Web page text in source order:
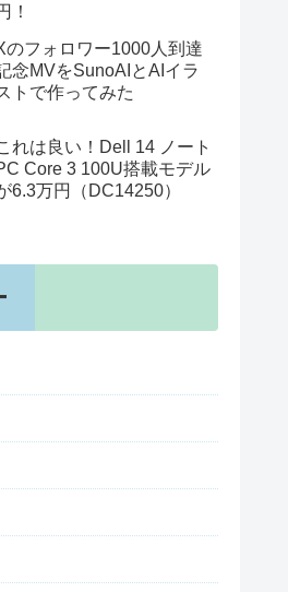
！
のフォロワー1000人到達
念MVをSunoAIとAIイラ
トで作ってみた
れは良い！Dell 14 ノート
Core 3 100U搭載モデル
6.3万円（DC14250）